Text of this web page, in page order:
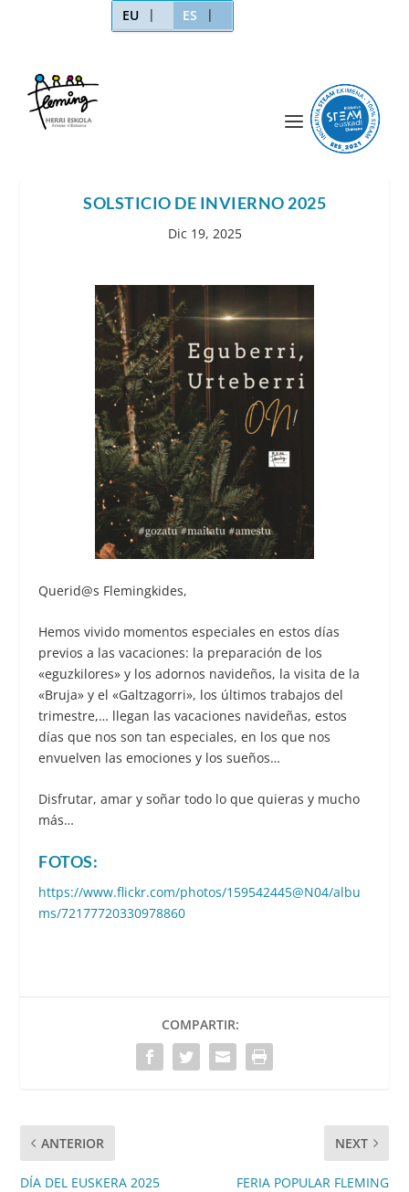
EU ES
SOLSTICIO DE INVIERNO 2025
Dic 19, 2025
Querid@s Flemingkides,
Hemos vivido momentos especiales en estos días
previos a las vacaciones: la preparación de los
«eguzkilores» y los adornos navideños, la visita de la
«Bruja» y el «Galtzagorri», los últimos trabajos del
trimestre,… llegan las vacaciones navideñas, estos
días que nos son tan especiales, en los que nos
envuelven las emociones y los sueños…
Disfrutar, amar y soñar todo lo que quieras y mucho
más…
FOTOS:
https://www.flickr.com/photos/159542445@N04/albu
ms/72177720330978860
COMPARTIR:
ANTERIOR
DÍA DEL EUSKERA 2025
NEXT
FERIA POPULAR FLEMING